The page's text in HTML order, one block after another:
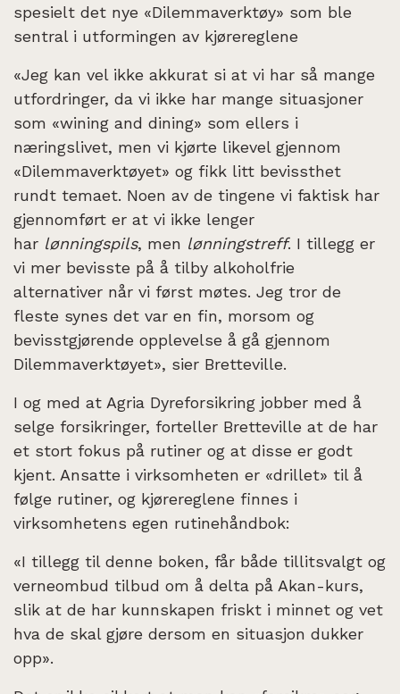
spesielt det nye «Dilemmaverktøy» som ble
sentral i utformingen av kjørereglene
«Jeg kan vel ikke akkurat si at vi har så mange
utfordringer, da vi ikke har mange situasjoner
som «wining and dining» som ellers i
næringslivet, men vi kjørte likevel gjennom
«Dilemmaverktøyet» og fikk litt bevissthet
rundt temaet. Noen av de tingene vi faktisk har
gjennomført er at vi ikke lenger
har lønningspils, men lønningstreff. I tillegg er
vi mer bevisste på å tilby alkoholfrie
alternativer når vi først møtes. Jeg tror de
fleste synes det var en fin, morsom og
bevisstgjørende opplevelse å gå gjennom
Dilemmaverktøyet», sier Bretteville.
I og med at Agria Dyreforsikring jobber med å
selge forsikringer, forteller Bretteville at de har
et stort fokus på rutiner og at disse er godt
kjent. Ansatte i virksomheten er «drillet» til å
følge rutiner, og kjørereglene finnes i
virksomhetens egen rutinehåndbok:
«I tillegg til denne boken, får både tillitsvalgt og
verneombud tilbud om å delta på Akan-kurs,
slik at de har kunnskapen friskt i minnet og vet
hva de skal gjøre dersom en situasjon dukker
opp».